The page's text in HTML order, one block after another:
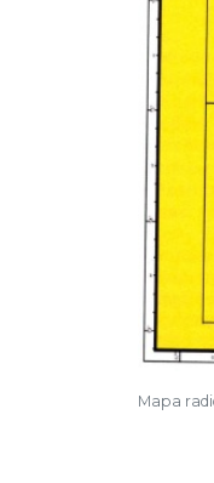
Mapa